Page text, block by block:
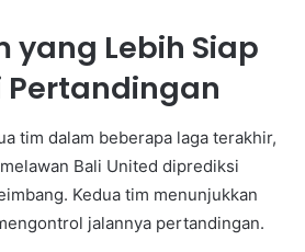
yang Lebih Siap
Pertandingan
tim dalam beberapa laga terakhir,
Bali United diprediksi
Kedua tim menunjukkan
jalannya pertandingan.